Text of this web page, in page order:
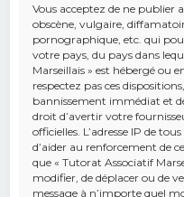
Vous acceptez de ne publier
obscène, vulgaire,
pornographique, etc. qui
votre pays, du pays dans
Marseillais » est hébergé ou
respectez pas ces
bannissement immédiat et
droit d’avertir votre
officielles. L’adresse IP de
d’aider au renforcement de
que « Tutorat Associatif
modifier, de déplacer ou de
message à n’importe quel